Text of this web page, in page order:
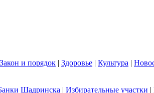
Закон и порядок | Здоровье | Культура |
Шадринска | Избирательные участки |